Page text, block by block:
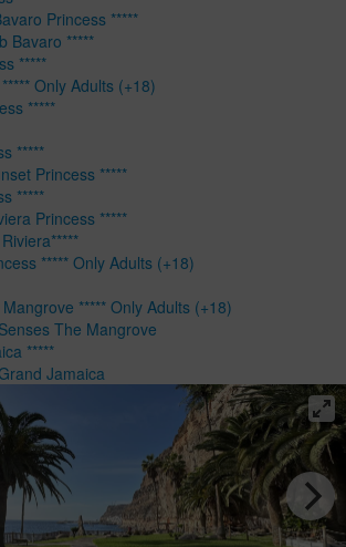
Princess *****
Bavaro *****
*****
Only Adults (+18)
*****
*****
Princess *****
*****
Princess *****
***** Only Adults (+18)
***** Only Adults (+18)
The Mangrove
*****
Jamaica